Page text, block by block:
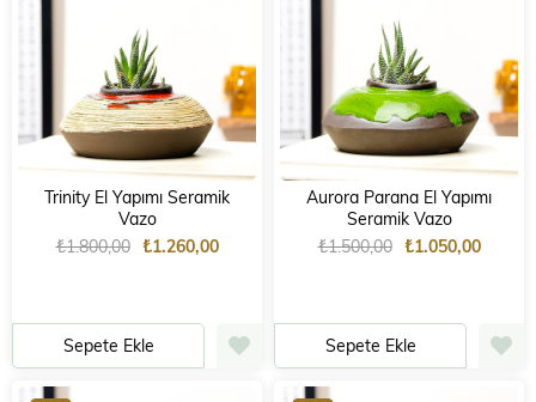
Trinity El Yapımı Seramik
Vazo
₺1.260,00
₺1.800,00
Sepete Ekle
Aurora Parana El Yapımı
Seramik Vazo
₺1.050,00
₺1.500,00
Sepete Ekle